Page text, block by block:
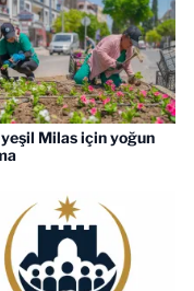
Milas için yoğun